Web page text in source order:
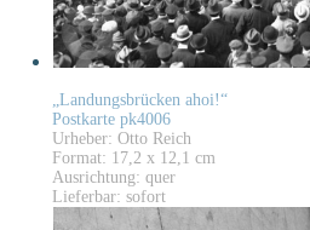
„Landungsbrücken ahoi!“
Postkarte pk4006
Urheber: Otto Reich
Format: 17,2 x 12,1 cm
Ausrichtung: quer
Lieferbar: sofort